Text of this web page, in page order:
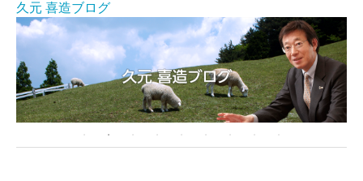
久元 喜造ブログ